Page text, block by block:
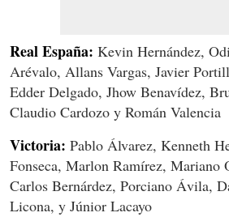
Real España: Kevin Hernández,
Arévalo, Allans Vargas, Javier
Edder Delgado, Jhow Benavídez,
Claudio Cardozo y Román Valencia
Victoria: Pablo Álvarez, Kenneth
Fonseca, Marlon Ramírez, Mariano
Carlos Bernárdez, Porciano Ávila,
Licona, y Júnior Lacayo